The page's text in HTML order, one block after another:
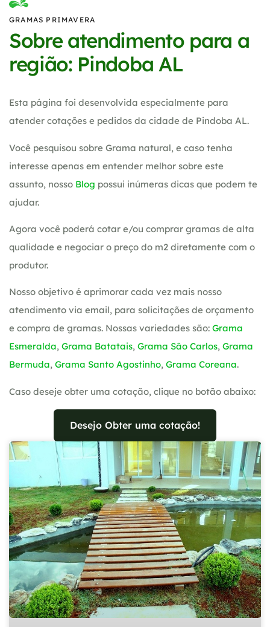
GRAMAS PRIMAVERA
Sobre atendimento para a
região: Pindoba AL
Esta página foi desenvolvida especialmente para
atender cotações e pedidos da cidade de Pindoba AL.
Você pesquisou sobre Grama natural, e caso tenha
interesse apenas em entender melhor sobre este
assunto, nosso Blog possui inúmeras dicas que podem te
ajudar.
Agora você poderá cotar e/ou comprar gramas de alta
qualidade e negociar o preço do m2 diretamente com o
produtor.
Nosso objetivo é aprimorar cada vez mais nosso
atendimento via email, para solicitações de orçamento
e compra de gramas. Nossas variedades são: Grama
Esmeralda, Grama Batatais, Grama São Carlos, Grama
Bermuda, Grama Santo Agostinho, Grama Coreana.
Caso deseje obter uma cotação, clique no botão abaixo:
Desejo Obter uma cotação!